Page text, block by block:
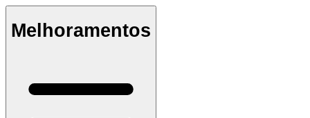
Melhoramentos